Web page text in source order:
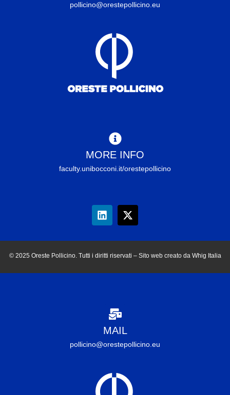
pollicino@orestepollicino.eu
MORE INFO
faculty.unibocconi.it/orestepollicino
© 2025 Oreste Pollicino. Tutti i diritti riservati – Sito web creato da Whig Italia
MAIL
pollicino@orestepollicino.eu